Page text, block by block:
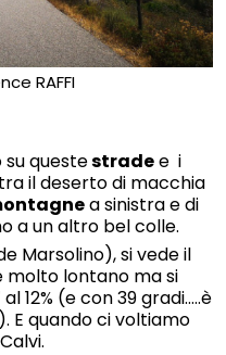
RAFFI
questestradee i
il deserto di macchia
a sinistra e di
a un altro bel colle.
Marsolino), si vede il
molto lontano ma si
12% (e con 39 gradi.....è
E quando ci voltiamo